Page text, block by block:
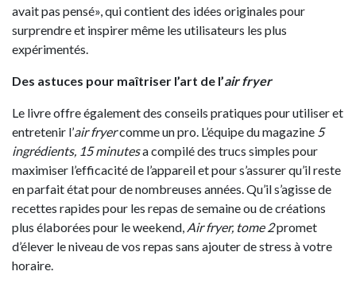
avait pas pensé», qui contient des idées originales pour
surprendre et inspirer même les utilisateurs les plus
expérimentés.
Des astuces pour maîtriser l’art de l’air fryer
Le livre offre également des conseils pratiques pour utiliser et
entretenir l’air fryercomme un pro. L’équipe du magazine 5
ingrédients, 15 minutesa compilé des trucs simples pour
maximiser l’efficacité de l’appareil et pour s’assurer qu’il reste
en parfait état pour de nombreuses années. Qu’il s’agisse de
recettes rapides pour les repas de semaine ou de créations
plus élaborées pour le weekend, Air fryer, tome 2promet
d’élever le niveau de vos repas sans ajouter de stress à votre
horaire.